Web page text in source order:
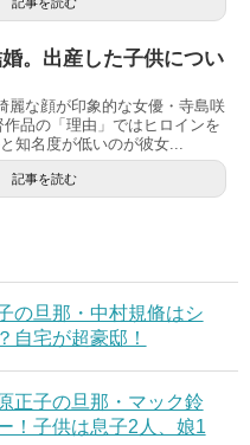
。出産した子供につい
麗な顔が印象的な女優・寺島咲
品の「理由」ではヒロインを
知名度が低いのが彼女...
記事を読む
の旦那・中村規脩はシ
自宅が超豪邸！
正子の旦那・マック鈴
！子供は息子2人、娘1